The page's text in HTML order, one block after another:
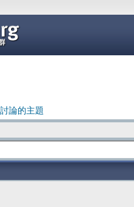
論的主題